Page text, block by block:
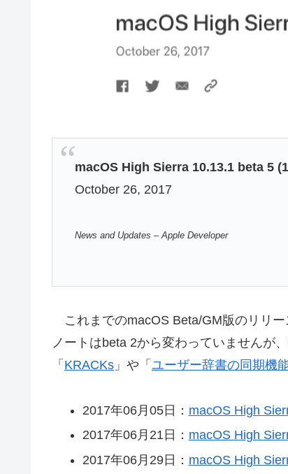
macOS High Sierra 10.13.1 beta 5
October 26, 2017
News and Updates – Apple Developer
これまでのmacOS Beta/GM版のリリ
ノートはbeta 2から変わっていませんが
「 KRACKs 」や「 ユーザー辞書の同期機
2017年06月05日： macOS High
2017年06月21日： macOS High
2017年06月29日： macOS High